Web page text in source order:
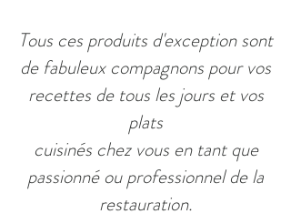
Tous ces produits d'exception sont
de fabuleux compagnons pour vos
recettes de tous les jours et vos
plats
cuisinés chez vous en tant que
passionné ou professionnel de la
restauration.